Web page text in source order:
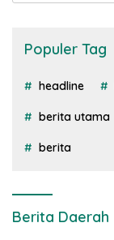
Populer Tag
headline
berita utama
berita
Berita Daerah